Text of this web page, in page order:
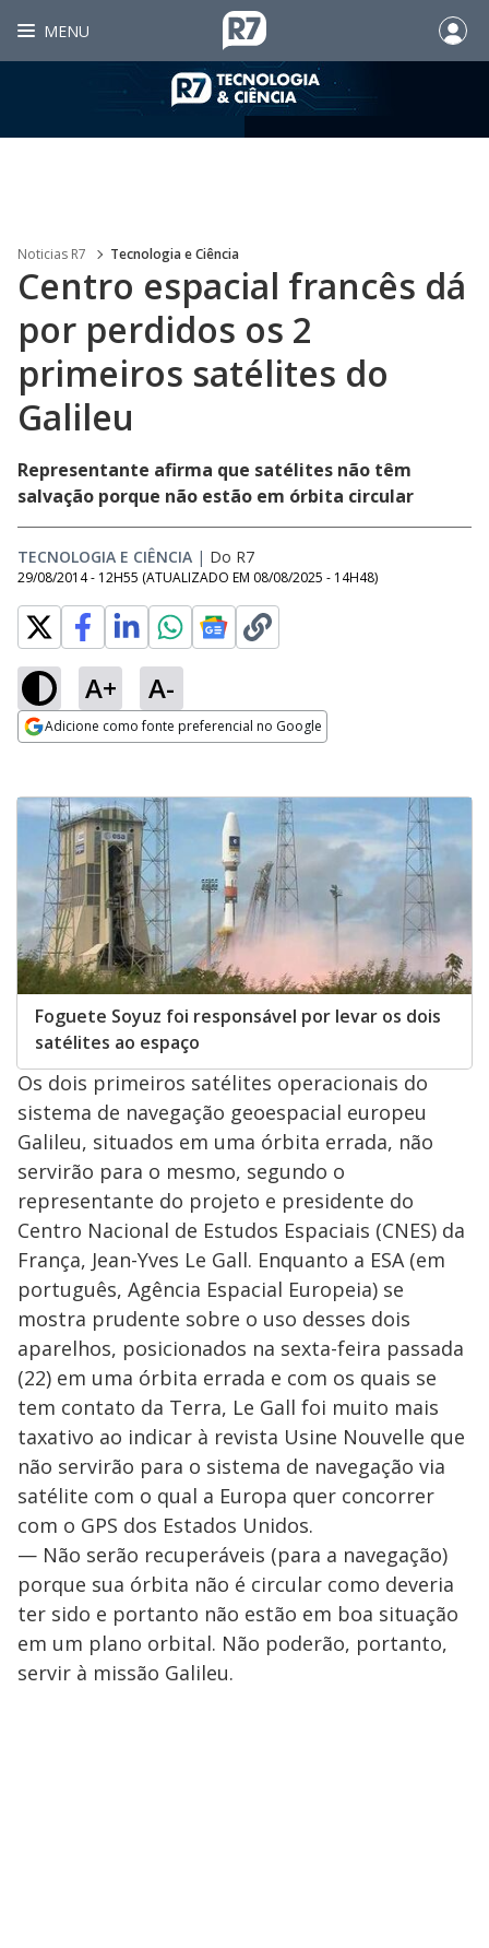
MENU
Noticias R7 Tecnologia e Ciência
Centro espacial francês dá
por perdidos os 2
primeiros satélites do
Galileu
Representante afirma que satélites não têm
salvação porque não estão em órbita circular
TECNOLOGIA E CIÊNCIA | Do R7
29/08/2014 - 12H55 (ATUALIZADO EM 08/08/2025 - 14H48)
A+ A-
Adicione como fonte preferencial no Google
Foguete Soyuz foi responsável por levar os dois
satélites ao espaço
Os dois primeiros satélites operacionais do
sistema de navegação geoespacial europeu
Galileu, situados em uma órbita errada, não
servirão para o mesmo, segundo o
representante do projeto e presidente do
Centro Nacional de Estudos Espaciais (CNES) da
França, Jean-Yves Le Gall. Enquanto a ESA (em
português, Agência Espacial Europeia) se
mostra prudente sobre o uso desses dois
aparelhos, posicionados na sexta-feira passada
(22) em uma órbita errada e com os quais se
tem contato da Terra, Le Gall foi muito mais
taxativo ao indicar à revista Usine Nouvelle que
não servirão para o sistema de navegação via
satélite com o qual a Europa quer concorrer
com o GPS dos Estados Unidos.
— Não serão recuperáveis (para a navegação)
porque sua órbita não é circular como deveria
ter sido e portanto não estão em boa situação
em um plano orbital. Não poderão, portanto,
servir à missão Galileu.